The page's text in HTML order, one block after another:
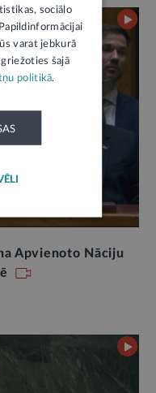
Apvienoto Nāciju
sociālo
varat jebkurā
šajā
politikā.